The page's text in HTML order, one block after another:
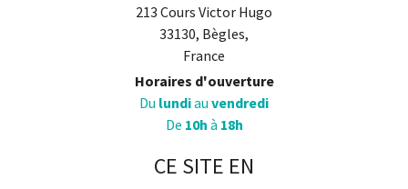
213 Cours Victor Hugo
33130, Bègles,
France
Horaires d'ouverture
Du lundiau vendredi
De 10h à 18h
CE SITE EN